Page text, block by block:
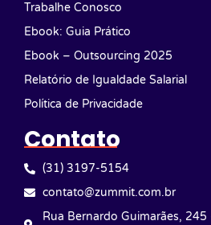
Trabalhe Conosco
Ebook: Guia Prático
Ebook – Outsourcing 2025
Relatório de Igualdade Salarial
Política de Privacidade
Contato
(31) 3197-5154
contato@zummit.com.br
Rua Bernardo Guimarães, 245